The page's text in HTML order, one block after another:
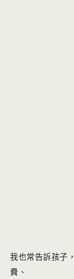
我也常告訴孩子
費、